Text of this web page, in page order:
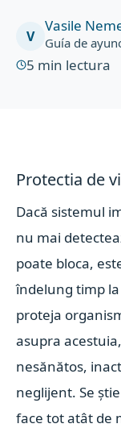
V
Vasile
Guía de
5 min lectura
Protectia de
Dacă sistemul
nu mai
poate bloca,
îndelung timp
proteja
asupra
nesănătos,
neglijent. Se
face tot atât de